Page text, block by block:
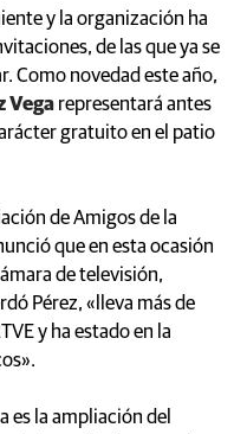
y la organización ha
de las que ya se
Como novedad este año,
Vega representará antes
gratuito en el patio
de Amigos de la
que en esta ocasión
de televisión,
Pérez, «lleva más de
y ha estado en la
es la ampliación del